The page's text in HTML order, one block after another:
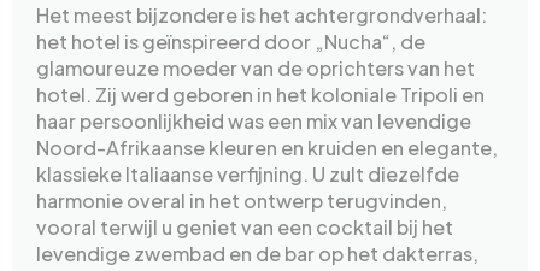
Het meest bijzondere is het achtergrondverhaal:
het hotel is geïnspireerd door „Nucha“, de
glamoureuze moeder van de oprichters van het
hotel. Zij werd geboren in het koloniale Tripoli en
haar persoonlijkheid was een mix van levendige
Noord-Afrikaanse kleuren en kruiden en elegante,
klassieke Italiaanse verfijning. U zult diezelfde
harmonie overal in het ontwerp terugvinden,
vooral terwijl u geniet van een cocktail bij het
levendige zwembad en de bar op het dakterras,